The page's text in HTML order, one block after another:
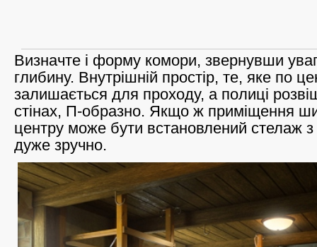
Визначте і форму комори, звернувши
глибину. Внутрішній простір, те, яке по
залишається для проходу, а полиці
стінах, П-образно. Якщо ж приміщення
центру може бути встановлений стелаж
дуже зручно.